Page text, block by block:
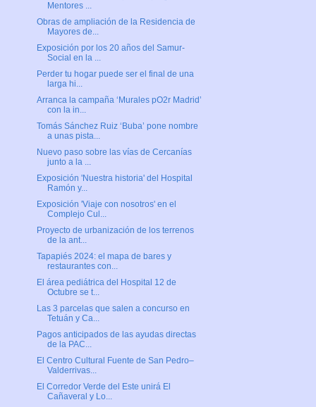
Mentores ...
Obras de ampliación de la Residencia de
Mayores de...
Exposición por los 20 años del Samur-
Social en la ...
Perder tu hogar puede ser el final de una
larga hi...
Arranca la campaña ‘Murales pO2r Madrid’
con la in...
Tomás Sánchez Ruiz ‘Buba’ pone nombre
a unas pista...
Nuevo paso sobre las vías de Cercanías
junto a la ...
Exposición 'Nuestra historia' del Hospital
Ramón y...
Exposición 'Viaje con nosotros' en el
Complejo Cul...
Proyecto de urbanización de los terrenos
de la ant...
Tapapiés 2024: el mapa de bares y
restaurantes con...
El área pediátrica del Hospital 12 de
Octubre se t...
Las 3 parcelas que salen a concurso en
Tetuán y Ca...
Pagos anticipados de las ayudas directas
de la PAC...
El Centro Cultural Fuente de San Pedro–
Valderrivas...
El Corredor Verde del Este unirá El
Cañaveral y Lo...